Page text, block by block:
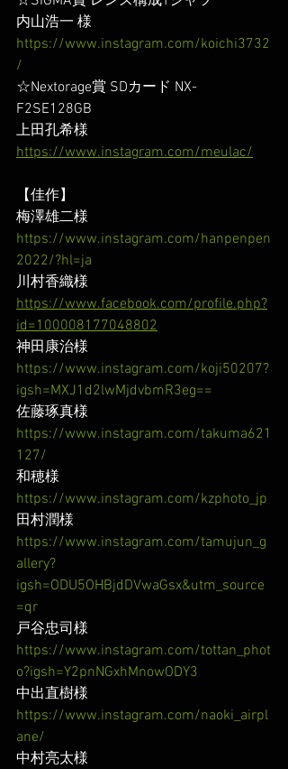
内山浩一 様
https://www.instagram.com/koichi3732
/
☆Nextorage賞 SDカード NX-
F2SE128GB
上田孔希様
https://www.instagram.com/meulac/
【佳作】
梅澤雄二様
https://www.instagram.com/hanpenpen
2022/?hl=ja
川村香織様
https://www.facebook.com/profile.php?
id=100008177048802
神田康治様
https://www.instagram.com/koji50207?
igsh=MXJ1d2lwMjdvbmR3eg==
佐藤琢真様
https://www.instagram.com/takuma621
127/
和穂様
https://www.instagram.com/kzphoto_jp
田村潤様
https://www.instagram.com/tamujun_g
allery?
igsh=ODU5OHBjdDVwaGsx&utm_source
=qr
戸谷忠司様
https://www.instagram.com/tottan_phot
o?igsh=Y2pnNGxhMnowODY3
中出直樹様
https://www.instagram.com/naoki_airpl
ane/
中村亮太様